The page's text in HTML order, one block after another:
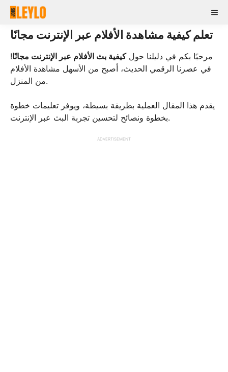
Skip
content
تعلم كيفية مشاهدة الأفلام عبر الإنترنت مجانًا
مرحبًا بكم في دليلنا حولكيفية بث الأفلام عبر الإنترنت مجانًا!
في عصرنا الرقمي الحديث، أصبح من الأسهل مشاهدة الأفلام
من المنزل.
يقدم هذا المقال العملية بطريقة بسيطة، ويوفر تعليمات خطوة
بخطوة ونصائح لتحسين تجربة البث عبر الإنترنت.
ADVERTISEMENT